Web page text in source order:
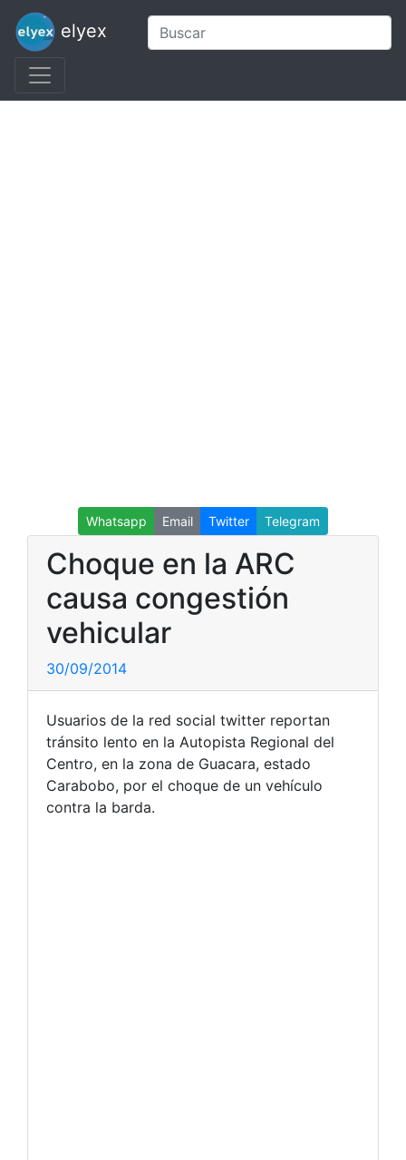
elyex
Whatsapp Email Twitter Telegram
Choque en la ARC
causa congestión
vehicular
30/09/2014
Usuarios de la red social twitter reportan
tránsito lento en la Autopista Regional del
Centro, en la zona de Guacara, estado
Carabobo, por el choque de un vehículo
contra la barda.